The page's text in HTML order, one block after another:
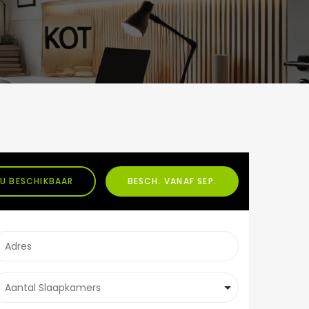
BESCHIKBAAR BESCH. VANAF SEP.